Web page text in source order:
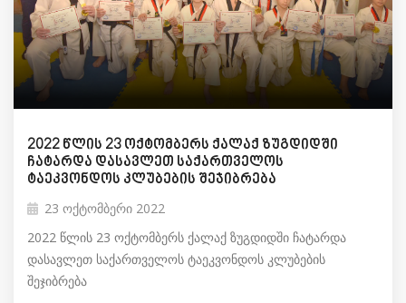
2022 წლის 23 ოქტომბერს ქალაქ ზუგდიდში
ჩატარდა დასავლეთ საქართველოს
ტაეკვონდოს კლუბების შეჯიბრება
23 ოქტომბერი 2022
2022 წლის 23 ოქტომბერს ქალაქ ზუგდიდში ჩატარდა
დასავლეთ საქართველოს ტაეკვონდოს კლუბების
შეჯიბრება